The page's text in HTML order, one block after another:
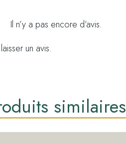
Il n’y a pas encore d’avis.
un avis.
similaires